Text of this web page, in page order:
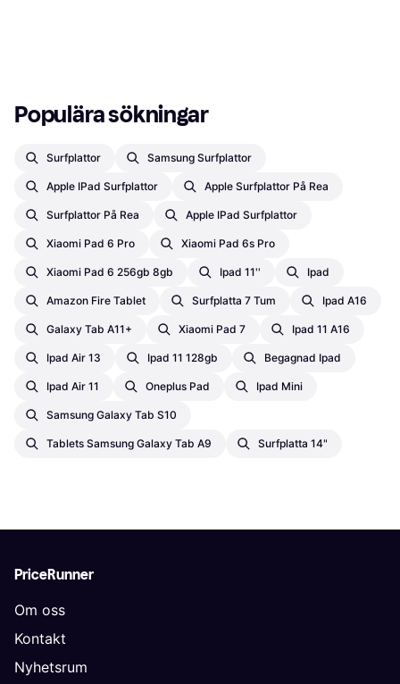
Populära sökningar
Surfplattor Samsung Surfplattor
Apple IPad Surfplattor Apple Surfplattor På Rea
Surfplattor På Rea Apple IPad Surfplattor
Xiaomi Pad 6 Pro Xiaomi Pad 6s Pro
Xiaomi Pad 6 256gb 8gb Ipad 11'' Ipad
Amazon Fire Tablet Surfplatta 7 Tum Ipad A16
Galaxy Tab A11+ Xiaomi Pad 7 Ipad 11 A16
Ipad Air 13 Ipad 11 128gb Begagnad Ipad
Ipad Air 11 Oneplus Pad Ipad Mini
Samsung Galaxy Tab S10
Tablets Samsung Galaxy Tab A9 Surfplatta 14"
PriceRunner
Om oss
Kontakt
Nyhetsrum